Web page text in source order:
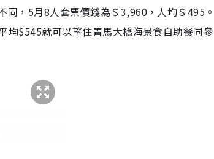
，5月8人套票價錢為＄3,960，人均＄495。
均$545就可以望住青馬大橋海景食自助餐同參